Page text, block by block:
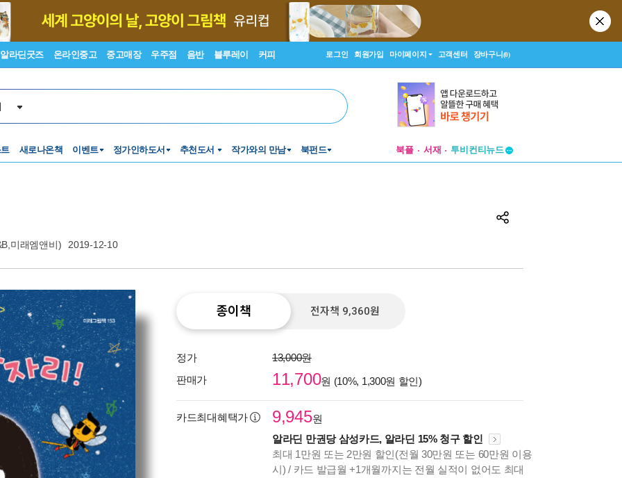
알라딘굿즈 온라인중고 중고매장 우주점 음반 블루레이 커피 로그인 회원가입 마이페이지 고객센터 장바구니(0)
새로나온책 이벤트 정가인하도서 추천도서 작가와의 만남 북펀드 북플 서재
창작플랫폼
미래엠앤비) 2019-12-10
종이책 전자책 9,360원
정가
13,000원
판매가
11,700원 (10%, 1,300원 할인)
카드최대혜택가 9,945원
알라딘 만권당 삼성카드, 알라딘 15% 청구 할인
최대 1만원 또는 2만원 할인(전월 30만원 또는 60만원 이용
시) / 카드 발급월 +1개월까지는 전월 실적이 없어도 최대